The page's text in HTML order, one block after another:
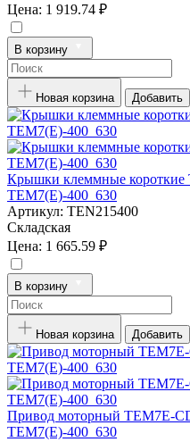
Цена: 1 919.74 ₽
В корзину
Новая корзина Добавить
Крышки клеммные короткие
TEM7(E)-400_630
Артикул: TEN215400
Складская
Цена: 1 665.59 ₽
В корзину
Новая корзина Добавить
Привод моторный TEM7E-
TEM7(E)-400_630